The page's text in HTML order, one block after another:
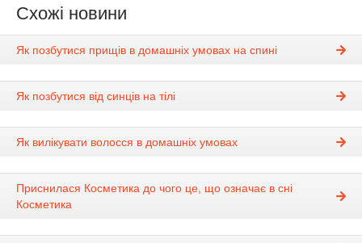
Схожі новини
Як позбутися прищів в домашніх умовах на спині
Як позбутися від синців на тілі
Як вилікувати волосся в домашніх умовах
Приснилася Косметика до чого це, що означає в сні
Косметика